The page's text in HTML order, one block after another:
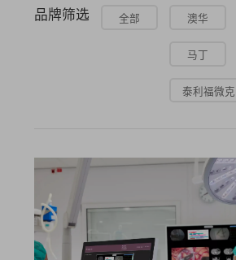
品牌筛选 全部 澳华
马丁
泰利福微克